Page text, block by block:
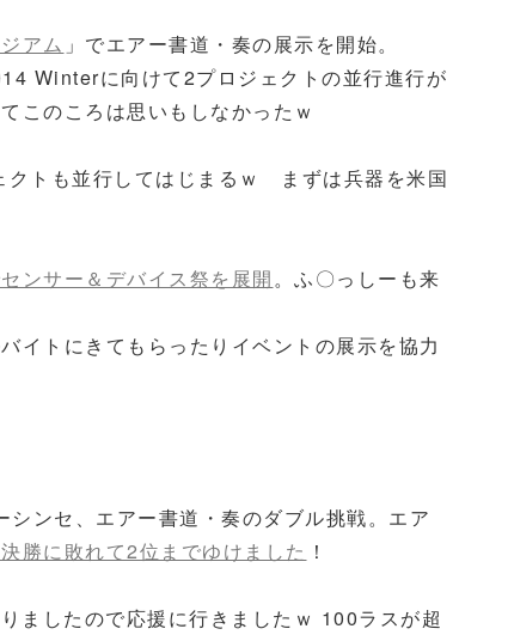
アム 」でエアー書道・奏の展示を開始。
Winterに向けて2プロジェクトの並行進行が
このころは思いもしなかったｗ
トも並行してはじまるｗ まずは兵器を米国
ンサー＆デバイス祭を展開。ふ〇っしーも来
イトにきてもらったりイベントの展示を協力
ンセ、エアー書道・奏のダブル挑戦。エア
勝に敗れて2位までゆけました ！
したので応援に行きましたｗ 100ラスが超